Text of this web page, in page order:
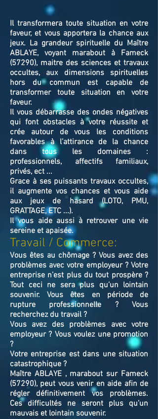
Il transformera toute situation en votre
faveur, et vous apportera la chance aux
jeux. La grandeur spirituelle du Maître
ABLAYE, voyant marabout à Fameck
(57290), maitre des sciences et travaux
occultes, aux dimensions spirituelles
hors du commun est capable de
transformer toute situation en votre
faveur.
Il vous débarrasse des ondes négatives
qui font obstacles à votre réussite et
crée autour de vous les conditions
favorables à l’attirance de la chance
dans tous les domaines :
professionnels, affectifs familiaux,
privés, ect ...
Grace à ses puissants travaux occultes,
il augmente vos chances et vous aide
aux jeux de hasard (LOTO, PMU,
GRATTAGE, ETC ...).
Il vous aide aussi à retrouver une vie
sereine et apaisée.
Travail / Commerce:
Vous êtes au chômage ? Vous avez des
problèmes avec votre employeur ? Votre
entreprise n’est plus du tout prospère ?
Tout ceci ne sera plus qu’un lointain
souvenir. Vous êtes en période de
rupture professionnelle ? Vous
recherchez du travail ?
Vous avez des problèmes avec votre
employeur ? Vous voulez une promotion
?
Votre entreprise est dans une situation
catastrophique ?
Maître ABLAYE , marabout sur Fameck
(57290), peut vous venir en aide afin de
régler définitivement vos problèmes.
Ces difficultés ne seront plus qu’un
mauvais et lointain souvenir.